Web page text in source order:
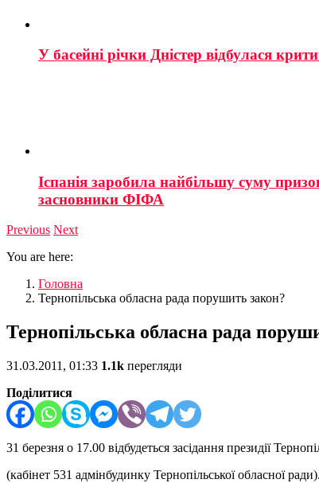
У басейні річки Дністер відбулася
Іспанія заробила найбільшу суму
засновники ФІФА
Previous Next
You are here:
Головна
Тернопільська обласна рада порушить закон?
Тернопільська обласна рада
31.03.2011, 01:33 1.1k перегляди
Поділитися
31 березня о 17.00 відбудеться засідання президії
(кабінет 531 адмінбудинку Тернопільської обласної ради).